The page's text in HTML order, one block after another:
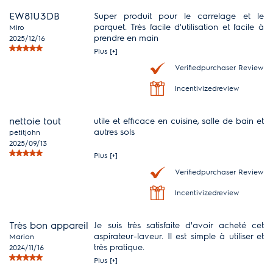
EW81U3DB
Miro
2025/12/16
Super produit pour le carrelage et le
parquet. Très facile d'utilisation et facile à
prendre en main
Plus [+]
Verifiedpurchaser Review
Incentivizedreview
nettoie tout
petitjohn
2025/09/13
utile et efficace en cuisine, salle de bain et
autres sols
Plus [+]
Verifiedpurchaser Review
Incentivizedreview
Très bon appareil
Marion
2024/11/16
Je suis très satisfaite d'avoir acheté cet
aspirateur-laveur. Il est simple à utiliser et
très pratique.
Plus [+]